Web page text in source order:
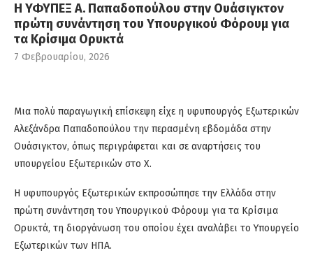
Η ΥΦΥΠΕΞ Α. Παπαδοπούλου στην Ουάσιγκτον
πρώτη συνάντηση του Υπουργικού Φόρουμ για
τα Κρίσιμα Ορυκτά
7 Φεβρουαρίου, 2026
Μια πολύ παραγωγική επίσκεψη είχε η υφυπουργός Εξωτερικών
Αλεξάνδρα Παπαδοπούλου την περασμένη εβδομάδα στην
Ουάσιγκτον, όπως περιγράφεται και σε αναρτήσεις του
υπουργείου Εξωτερικών στο X.
H υφυπουργός Εξωτερικών εκπροσώπησε την Ελλάδα στην
πρώτη συνάντηση του Υπουργικού Φόρουμ για τα Κρίσιμα
Ορυκτά, τη διοργάνωση του οποίου έχει αναλάβει το Υπουργείο
Εξωτερικών των ΗΠΑ.